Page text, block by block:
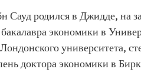
Принц Хуссам ибн Сауд ибн Абдул-
Азиз Аль Сауд Дата рождения
1960 г.
Джидда Текущая должность
Сауд родился в Джидде, на
экономики в
университета,
доктора экономики в